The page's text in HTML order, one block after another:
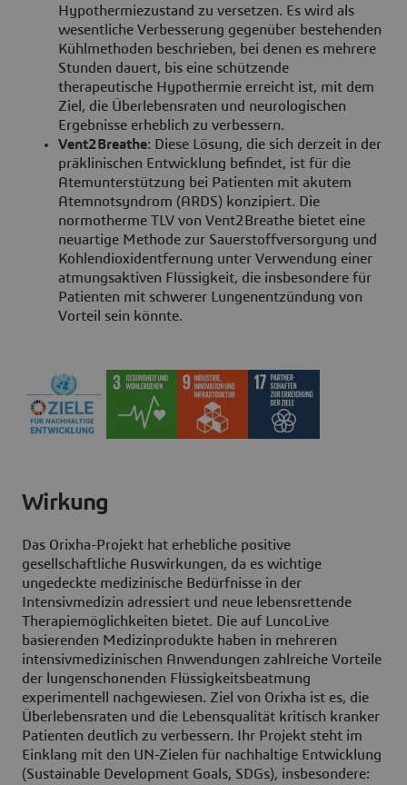
Hypothermiezustand zu versetzen. Es wird als
wesentliche Verbesserung gegenüber bestehenden
Kühlmethoden beschrieben, bei denen es mehrere
Stunden dauert, bis eine schützende
therapeutische Hypothermie erreicht ist, mit dem
Ziel, die Überlebensraten und neurologischen
Ergebnisse erheblich zu verbessern.
Vent2Breathe: Diese Lösung, die sich derzeit in der
präklinischen Entwicklung befindet, ist für die
Atemunterstützung bei Patienten mit akutem
Atemnotsyndrom (ARDS) konzipiert. Die
normotherme TLV von Vent2Breathe bietet eine
neuartige Methode zur Sauerstoffversorgung und
Kohlendioxidentfernung unter Verwendung einer
atmungsaktiven Flüssigkeit, die insbesondere für
Patienten mit schwerer Lungenentzündung von
Vorteil sein könnte.
Wirkung
Das Orixha-Projekt hat erhebliche positive
gesellschaftliche Auswirkungen, da es wichtige
ungedeckte medizinische Bedürfnisse in der
Intensivmedizin adressiert und neue lebensrettende
Therapiemöglichkeiten bietet. Die auf LuncoLive
basierenden Medizinprodukte haben in mehreren
intensivmedizinischen Anwendungen zahlreiche Vorteile
der lungenschonenden Flüssigkeitsbeatmung
experimentell nachgewiesen. Ziel von Orixha ist es, die
Überlebensraten und die Lebensqualität kritisch kranker
Patienten deutlich zu verbessern. Ihr Projekt steht im
Einklang mit den UN-Zielen für nachhaltige Entwicklung
(Sustainable Development Goals, SDGs), insbesondere: